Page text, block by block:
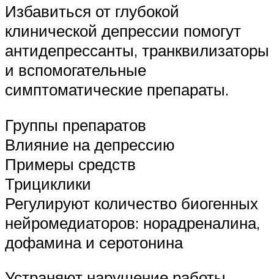
Избавиться от глубокой
клинической депрессии помогут
антидепрессанты, транквилизаторы
и вспомогательные
симптоматические препараты.
Группы препаратов
Влияние на депрессию
Примеры средств
Трициклики
Регулируют количество биогенных
нейромедиаторов: норадреналина,
дофамина и серотонина